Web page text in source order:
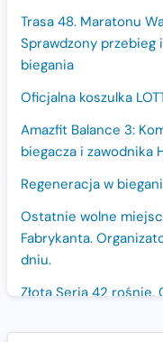
Trasa 48. Maratonu
Sprawdzony
biegania
Oficjalna koszulka
Amazfit Balance 3:
biegacza i zawodnika
Regeneracja w
Ostatnie wolne
Fabrykanta.
dniu.
Złota Seria 42
Polsce